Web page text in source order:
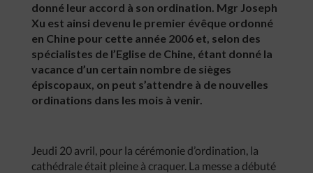
donné leur accord à son ordination. Mgr Joseph
Xu est ainsi devenu le premier évêque ordonné
en Chine pour cette année 2006 et, selon des
spécialistes de l’Eglise de Chine, étant donné la
vacance d’un certain nombre de sièges
épiscopaux, on peut s’attendre à de nouvelles
ordinations dans les mois à venir.
Jeudi 20 avril, pour la cérémonie d’ordination, la
cathédrale était pleine à craquer. La messe a débuté